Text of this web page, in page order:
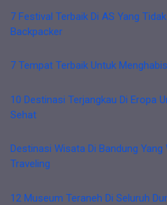
7 Festival Terbaik Di AS Yang
Backpacker
7 Tempat Terbaik Untuk
10 Destinasi Terjangkau Di Eropa
Sehat
Destinasi Wisata Di Bandung Yang
Traveling
12 Museum Teraneh Di Seluruh